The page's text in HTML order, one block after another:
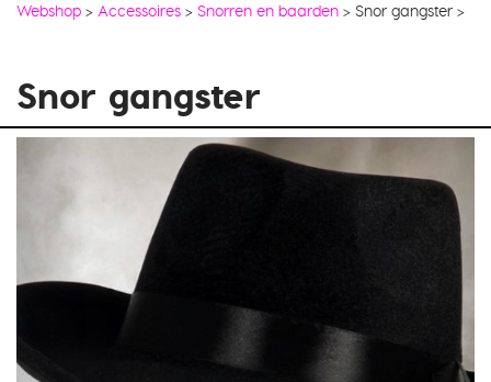
Webshop > Accessoires > Snorren en baarden > Snor gangster >
Snor gangster